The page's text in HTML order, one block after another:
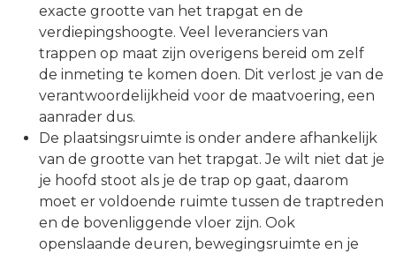
exacte grootte van het trapgat en de
verdiepingshoogte. Veel leveranciers van
trappen op maat zijn overigens bereid om zelf
de inmeting te komen doen. Dit verlost je van de
verantwoordelijkheid voor de maatvoering, een
aanrader dus.
De plaatsingsruimte is onder andere afhankelijk
van de grootte van het trapgat. Je wilt niet dat je
je hoofd stoot als je de trap op gaat, daarom
moet er voldoende ruimte tussen de traptreden
en de bovenliggende vloer zijn. Ook
openslaande deuren, bewegingsruimte en je